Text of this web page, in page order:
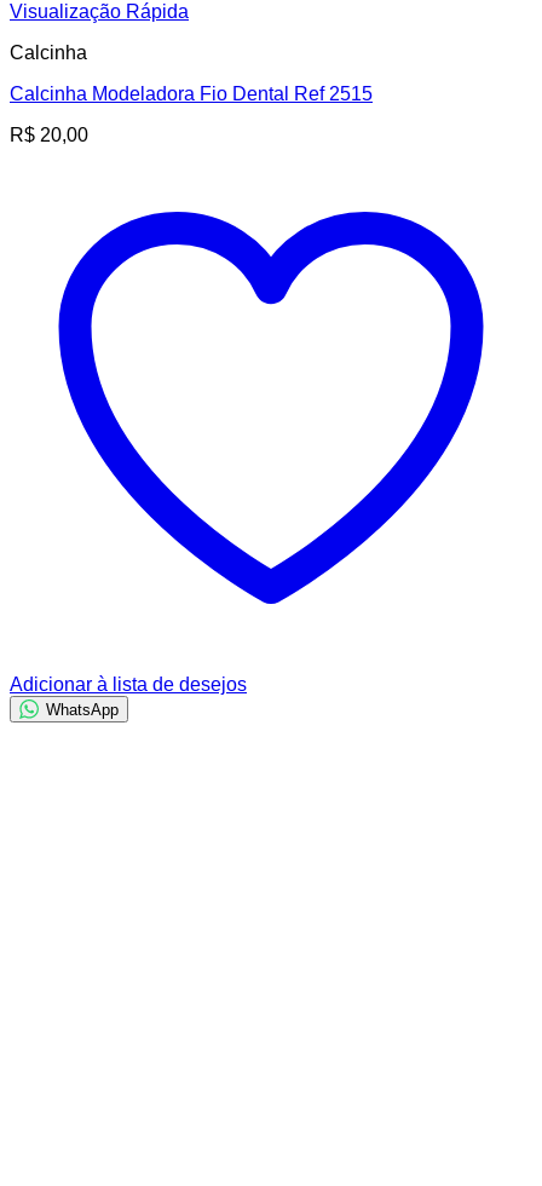
Visualização Rápida
Calcinha
Calcinha Modeladora Fio Dental Ref 2515
R$ 20,00
Adicionar à lista de desejos
WhatsApp